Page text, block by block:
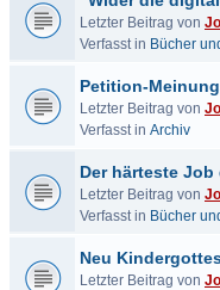
Letzter Beitrag von
Verfasst in Bücher
Petition-
Letzter Beitrag von
Verfasst in Archiv
Der härteste Job
Letzter Beitrag von
Verfasst in Bücher
Neu
Letzter Beitrag von